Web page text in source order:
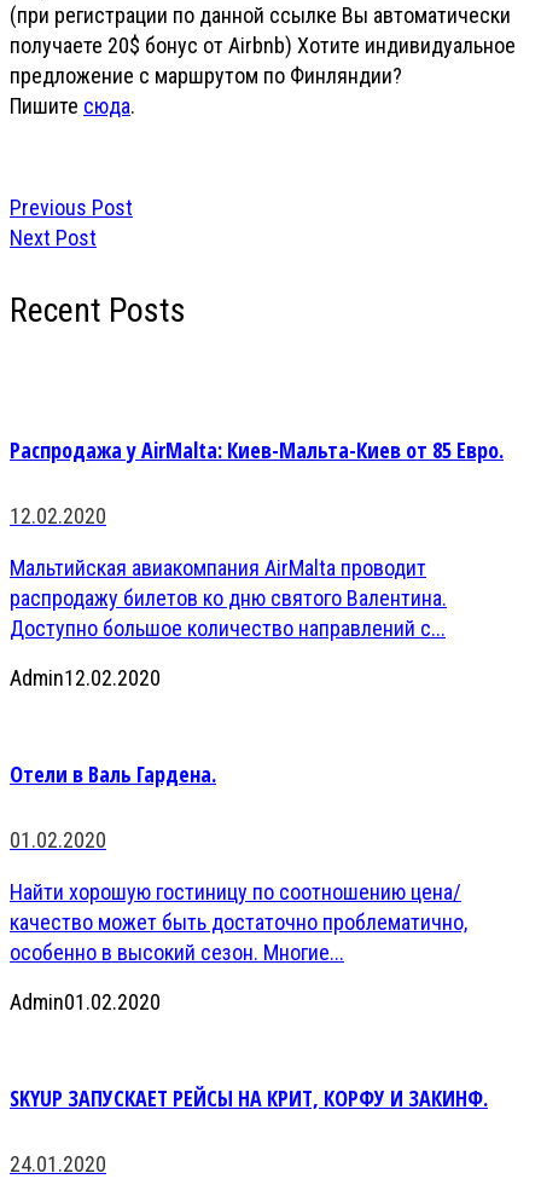
(при регистрации по данной ссылке Вы автоматически
получаете 20$ бонус от Airbnb) Хотите индивидуальное
предложение с маршрутом по Финляндии?
Пишите сюда.
Previous Post
Next Post
Recent Posts
Распродажа у AirMalta: Киев-Мальта-Киев от 85 Евро.
12.02.2020
Мальтийская авиакомпания AirMalta проводит
распродажу билетов ко дню святого Валентина.
Доступно большое количество направлений с...
Admin12.02.2020
Отели в Валь Гардена.
01.02.2020
Найти хорошую гостиницу по соотношению цена/
качество может быть достаточно проблематично,
особенно в высокий сезон. Многие...
Admin01.02.2020
SKYUP ЗАПУСКАЕТ РЕЙСЫ НА КРИТ, КОРФУ И ЗАКИНФ.
24.01.2020